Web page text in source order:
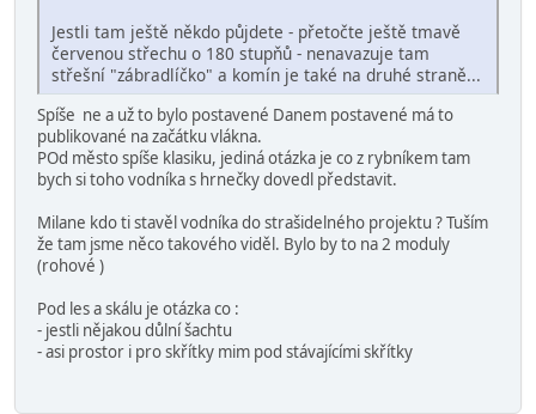
Jestli tam ještě někdo půjdete - přetočte ještě tmavě
červenou střechu o 180 stupňů - nenavazuje tam
střešní "zábradlíčko" a komín je také na druhé straně...
Spíše ne a už to bylo postavené Danem postavené má to
publikované na začátku vlákna.
POd město spíše klasiku, jediná otázka je co z rybníkem tam
bych si toho vodníka s hrnečky dovedl představit.
Milane kdo ti stavěl vodníka do strašidelného projektu ? Tuším
že tam jsme něco takového viděl. Bylo by to na 2 moduly
(rohové )
Pod les a skálu je otázka co :
- jestli nějakou důlní šachtu
- asi prostor i pro skřítky mim pod stávajícími skřítky